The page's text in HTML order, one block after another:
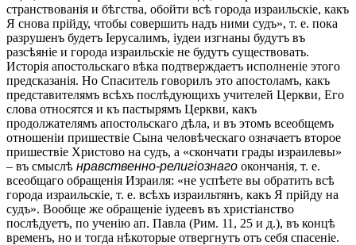
странствованія и бѣгства, обойти всѣ города израильскіе, какъ
Я снова прійду, чтобы совершить надъ ними судъ», т. е. пока
разрушенъ будетъ Іерусалимъ, іудеи изгнаны будутъ въ
разсѣяніе и города израильскіе не будутъ существовать.
Исторія апостольскаго вѣка подтверждаетъ исполненіе этого
предсказанія. Но Спаситель говорилъ это апостоламъ, какъ
представителямъ всѣхъ послѣдующихъ учителей Церкви, Его
слова относятся и къ пастырямъ Церкви, какъ
продолжателямъ апостольскаго дѣла, и въ этомъ всеобщемъ
отношеніи пришествіе Сына человѣческаго означаетъ второе
пришествіе Христово на судъ, а «скончати грады израилевы»
– въ смыслѣ нравственно-религіознаго окончанія, т. е.
всеобщаго обращенія Израиля: «не успѣете вы обратить всѣ
города израильскіе, т. е. всѣхъ израильтянъ, какъ Я прійду на
судъ». Вообще же обращеніе іудеевъ въ христіанство
послѣдуетъ, по ученію ап. Павла (Рим. 11, 25 и д.), въ концѣ
временъ, но и тогда нѣкоторые отвергнутъ отъ себя спасеніе.